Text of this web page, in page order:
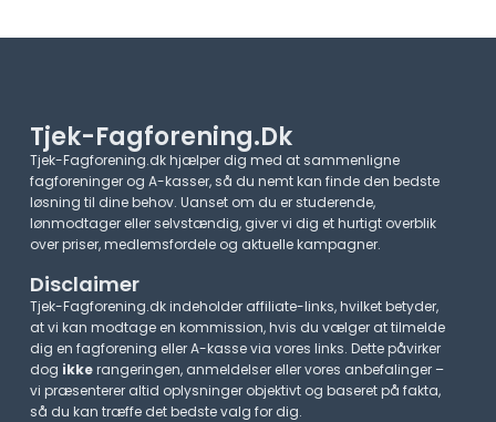
Tjek-Fagforening.dk
Tjek-Fagforening.dk hjælper dig med at sammenligne
fagforeninger og A-kasser, så du nemt kan finde den bedste
løsning til dine behov. Uanset om du er studerende,
lønmodtager eller selvstændig, giver vi dig et hurtigt overblik
over priser, medlemsfordele og aktuelle kampagner.​
Disclaimer
Tjek-Fagforening.dk indeholder affiliate-links, hvilket betyder,
at vi kan modtage en kommission, hvis du vælger at tilmelde
dig en fagforening eller A-kasse via vores links. Dette påvirker
dog ikkerangeringen, anmeldelser eller vores anbefalinger –
vi præsenterer altid oplysninger objektivt og baseret på fakta,
så du kan træffe det bedste valg for dig.